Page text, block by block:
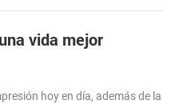
vida mejor
hoy en día, además de la